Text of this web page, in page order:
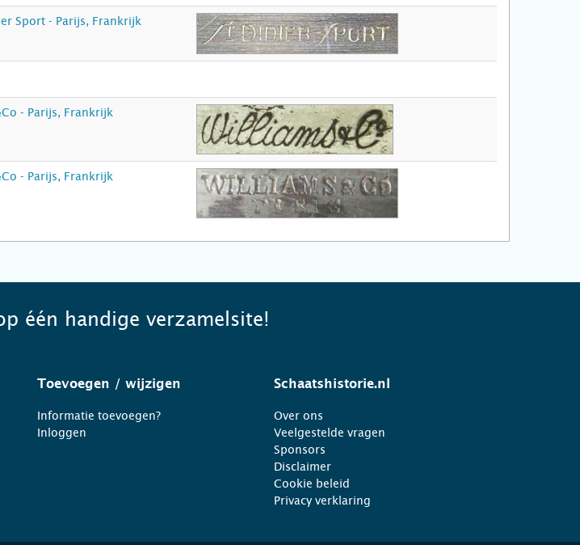
Sport - Parijs, Frankrijk
- Parijs, Frankrijk
- Parijs, Frankrijk
één handige verzamelsite!
Toevoegen / wijzigen
Informatie toevoegen?
Inloggen
Schaatshistorie.nl
Over ons
Veelgestelde vragen
Sponsors
Disclaimer
Cookie beleid
Privacy verklaring